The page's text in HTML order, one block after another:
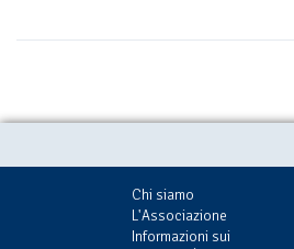
Chi siamo
L'Associazione
Informazioni sui